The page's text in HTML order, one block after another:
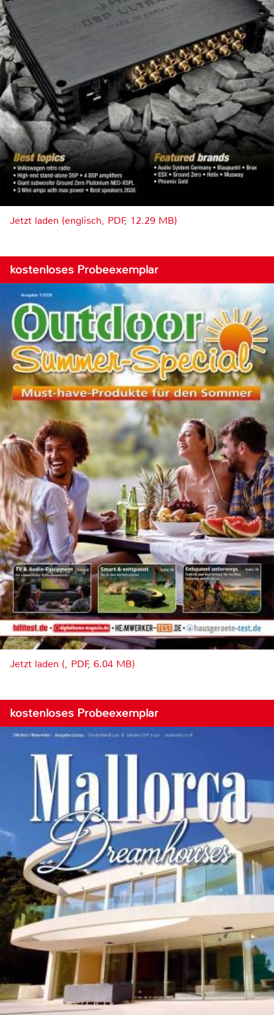
Jetzt laden (englisch, PDF, 12.29 MB)
kostenloses Probeexemplar
Jetzt laden (, PDF, 6.04 MB)
kostenloses Probeexemplar